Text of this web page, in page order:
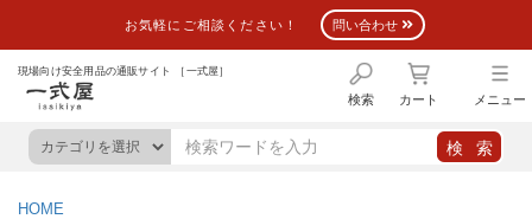
お気軽にご相談ください！ 問い合わせ
現場向け安全用品の通販サイト ［一式屋］
検索 カート メニュー
HOME